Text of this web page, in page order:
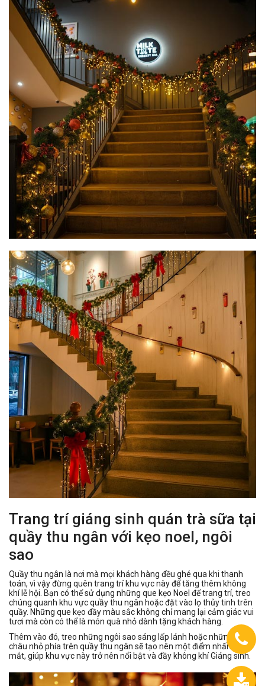
Trang trí giáng sinh quán trà sữa tại
quầy thu ngân với kẹo noel, ngôi
sao
Quầy thu ngân là nơi mà mọi khách hàng đều ghé qua khi thanh
toán, vì vậy đừng quên trang trí khu vực này để tăng thêm không
khí lễ hội. Bạn có thể sử dụng những que kẹo Noel để trang trí, treo
chúng quanh khu vực quầy thu ngân hoặc đặt vào lọ thủy tinh trên
quầy. Những que kẹo đầy màu sắc không chỉ mang lại cảm giác vui
tươi mà còn có thể là món quà nhỏ dành tặng khách hàng.
Thêm vào đó, treo những ngôi sao sáng lấp lánh hoặc những quả
châu nhỏ phía trên quầy thu ngân sẽ tạo nên một điểm nhấn bắt
mắt, giúp khu vực này trở nên nổi bật và đầy không khí Giáng sinh.